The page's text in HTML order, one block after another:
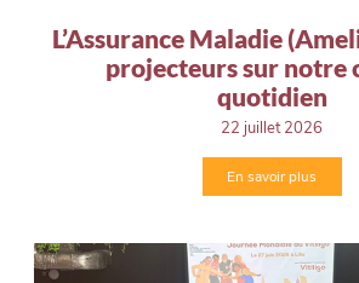
L’Assurance Maladie
projecteurs sur notre
quotidien
22 juillet 2026
En savoir plus